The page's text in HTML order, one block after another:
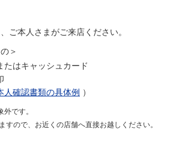
ご本人さまがご来店ください。
＞
たはキャッシュカード
人確認書類の具体例 ）
です。
すので、お近くの店舗へ直接お越しください。